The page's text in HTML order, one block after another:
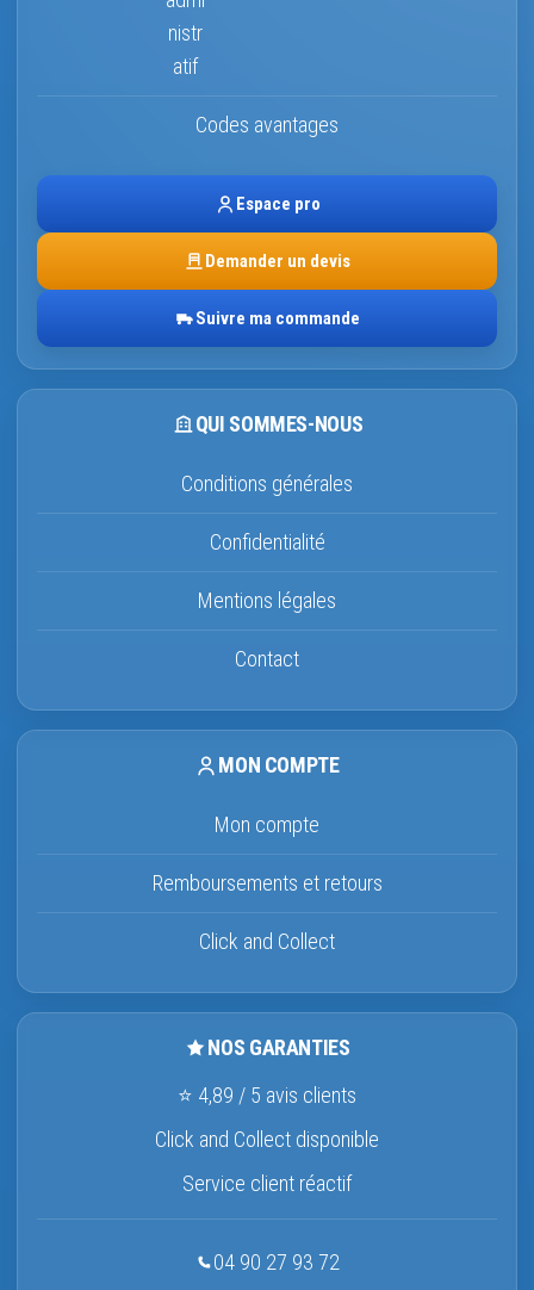
Codes avantages
Espace pro
Demander un devis
Suivre ma commande
QUI SOMMES-NOUS
Conditions générales
Confidentialité
Mentions légales
Contact
MON COMPTE
Mon compte
Remboursements et retours
Click and Collect
NOS GARANTIES
⭐ 4,89 / 5 avis clients
Click and Collect disponible
Service client réactif
04 90 27 93 72